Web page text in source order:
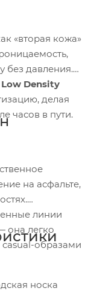
«вторая кожа»
без давления.
Low Density
делая
часов в пути.
на асфальте,
линии
она легко
casual-образами
носка